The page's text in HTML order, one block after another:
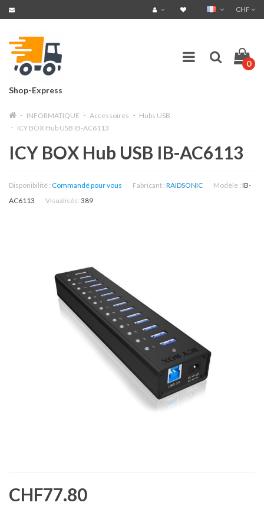
CHF
Shop-Express
0
INFORMATIQUE Accessoires
Hubs USB
ICY BOX Hub USB IB-AC6113
ICY BOX Hub USB IB-AC6113
Disponibilité : Commandé pour vous Fabricant : RAIDSONIC Modèle : IB-
AC6113
Visualisés: 389
CHF77.80